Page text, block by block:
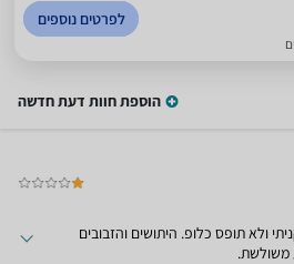
לפרטים נוספים
הוספת חוות דעת חדשה
ולא תופס כלופ. היתושים והזבובים
משולשת.